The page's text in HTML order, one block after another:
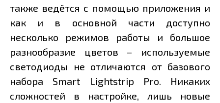
также ведётся с помощью приложения и
как и в основной части доступно
несколько режимов работы и большое
разнообразие цветов – используемые
светодиоды не отличаются от базового
набора Smart Lightstrip Pro. Никаких
сложностей в настройке, лишь новые